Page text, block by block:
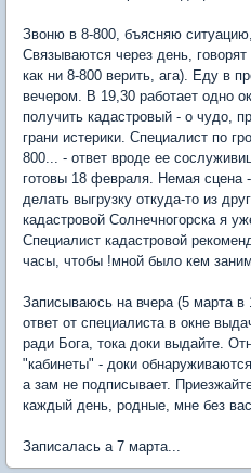
Звоню в 8-800, бъясняю
Связываются через день,
как ни 8-800 верить, ага). Еду в
вечером. В 19,30 работает одно
получить кадастровый - о чудо,
грани истерики. Специалист по
800... - ответ вроде ее
готовы 18 февраля. Немая сцена
делать выгрузку откуда-то из
кадастровой Солнечногорска я
Специалист кадастровой
часы, чтобы !мной было кем
Записываюсь на вчера (5 марта
ответ от специалиста в окне
ради Бога, тока доки выдайте.
"кабинеты" - доки
а зам не подписывает.
каждый день, родные, мне без
Записалась а 7 марта...